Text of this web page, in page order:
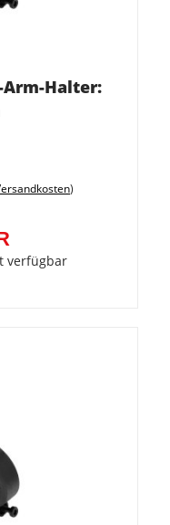
Arm-Halter:
)
verfügbar